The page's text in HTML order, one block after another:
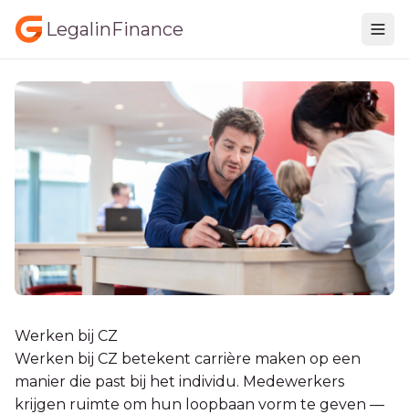
LegalinFinance
Werken bij CZ
Werken bij CZ betekent carrière maken op een
manier die past bij het individu. Medewerkers
krijgen ruimte om hun loopbaan vorm te geven —